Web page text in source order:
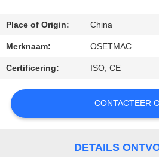
CONTACTEER
ONS
VERZOEK
OM EEN
Place of Origin: China
Merknaam: OSETMAC
Certificering: ISO, CE
CONTACTEER
DETAILS